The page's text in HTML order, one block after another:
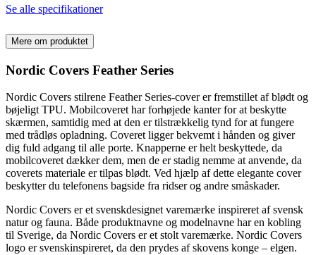
Se alle specifikationer
Mere om produktet
Nordic Covers Feather Series
Nordic Covers stilrene Feather Series-cover er fremstillet af blødt og
bøjeligt TPU. Mobilcoveret har forhøjede kanter for at beskytte
skærmen, samtidig med at den er tilstrækkelig tynd for at fungere
med trådløs opladning. Coveret ligger bekvemt i hånden og giver
dig fuld adgang til alle porte. Knapperne er helt beskyttede, da
mobilcoveret dækker dem, men de er stadig nemme at anvende, da
coverets materiale er tilpas blødt. Ved hjælp af dette elegante cover
beskytter du telefonens bagside fra ridser og andre småskader.
Nordic Covers er et svenskdesignet varemærke inspireret af svensk
natur og fauna. Både produktnavne og modelnavne har en kobling
til Sverige, da Nordic Covers er et stolt varemærke. Nordic Covers
logo er svenskinspireret, da den prydes af skovens konge – elgen.